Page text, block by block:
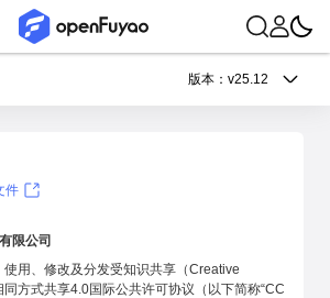
版本： v25.12
件
限公司
使用、修改及分发受知识共享（Creative
方式共享4.0国际公共许可协议（以下简称“CC